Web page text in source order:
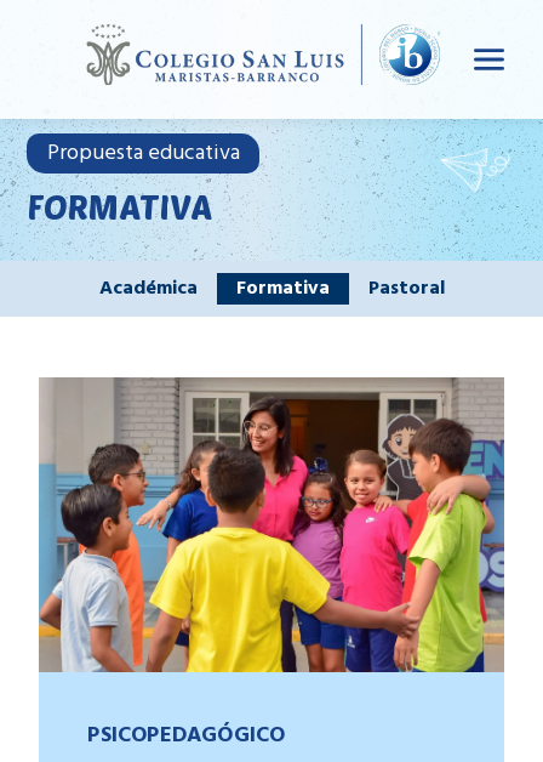
FORMATIVA
Propuesta educativa
Académica Formativa Pastoral
PSICOPEDAGÓGICO